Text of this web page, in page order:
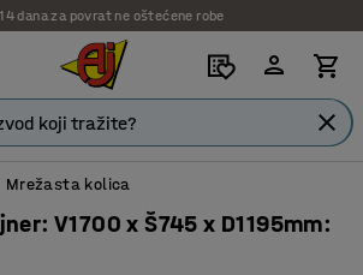
14 dana za povrat ne oštećene robe
Mrežasta kolica
V1700 x Š745 x D1195mm: